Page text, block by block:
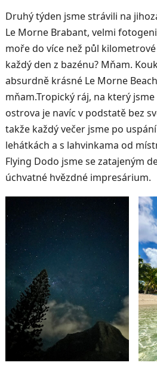
Druhý týden jsme strávili na
Le Morne Brabant, velmi
moře do více než půl
každý den z bazénu? Mňam.
absurdně krásné Le Morne
mňam.Tropický ráj, na který jsme
ostrova je navíc v podstatě bez
takže každý večer jsme po
lehátkách a s lahvinkama od
Flying Dodo jsme se zatajeným
úchvatné hvězdné impresárium.